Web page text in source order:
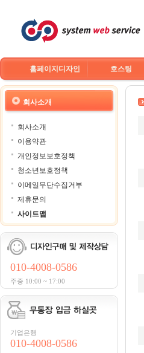
홈페이지디자인 호스팅
회사소개
회사소개
이용약관
개인정보보호정책
청소년보호정책
이메일무단수집거부
제휴문의
사이트맵
010-4008-0586
주중 10:00 ~ 17:00
기업은행
010-4008-0586